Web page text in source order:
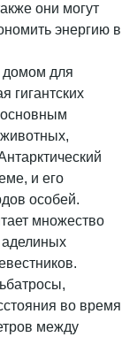
они могут
энергию в
домом для
гигантских
основным
и его
особей.
множество
аделиных
во время
между